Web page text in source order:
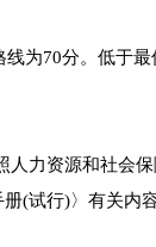
为70分。低于
人力资源和社会
(试行)〉有关内